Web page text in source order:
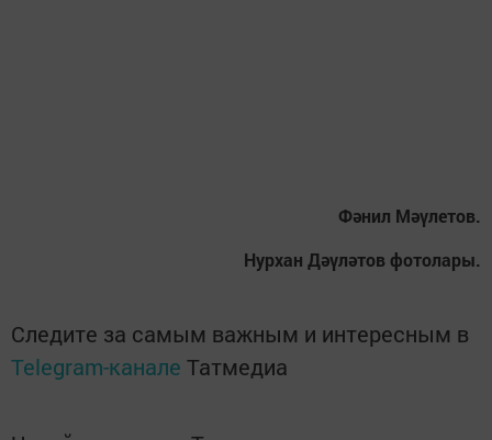
Фәнил Мәүлетов.
Нурхан Дәүләтов фотолары.
Следите за самым важным и интересным в
Telegram-канале Татмедиа